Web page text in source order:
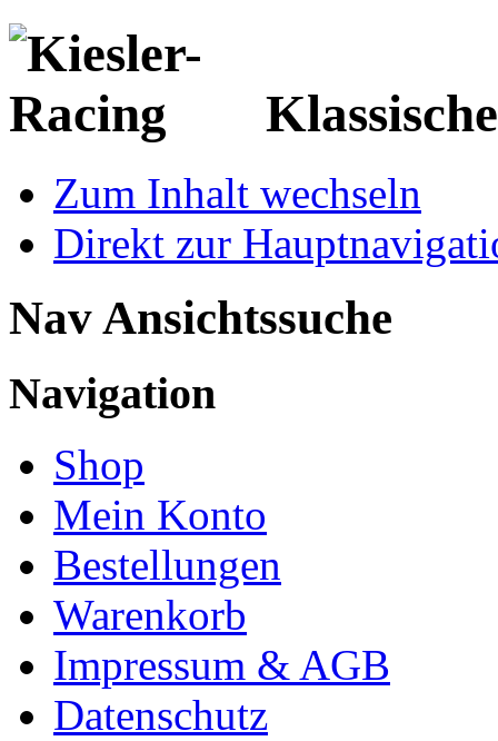
Zum Inhalt wechseln
Direkt zur
Nav Ansichtssuche
Navigation
Shop
Mein Konto
Bestellungen
Warenkorb
Impressum & AGB
Datenschutz